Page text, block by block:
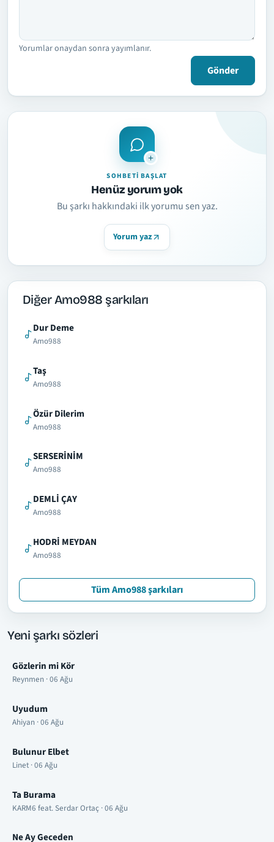
Yorumlar onaydan sonra yayımlanır.
Gönder
SOHBETI BAŞLAT
Henüz yorum yok
Bu şarkı hakkındaki ilk yorumu sen yaz.
Yorum yaz
Diğer Amo988 şarkıları
Dur Deme
Amo988
Taş
Amo988
Özür Dilerim
Amo988
SERSERİNİM
Amo988
DEMLİ ÇAY
Amo988
HODRİ MEYDAN
Amo988
Tüm Amo988 şarkıları
Yeni şarkı sözleri
Gözlerin mi Kör
Reynmen · 06 Ağu
Uyudum
Ahiyan · 06 Ağu
Bulunur Elbet
Linet · 06 Ağu
Ta Burama
KARM6 feat. Serdar Ortaç · 06 Ağu
Ne Ay Geceden